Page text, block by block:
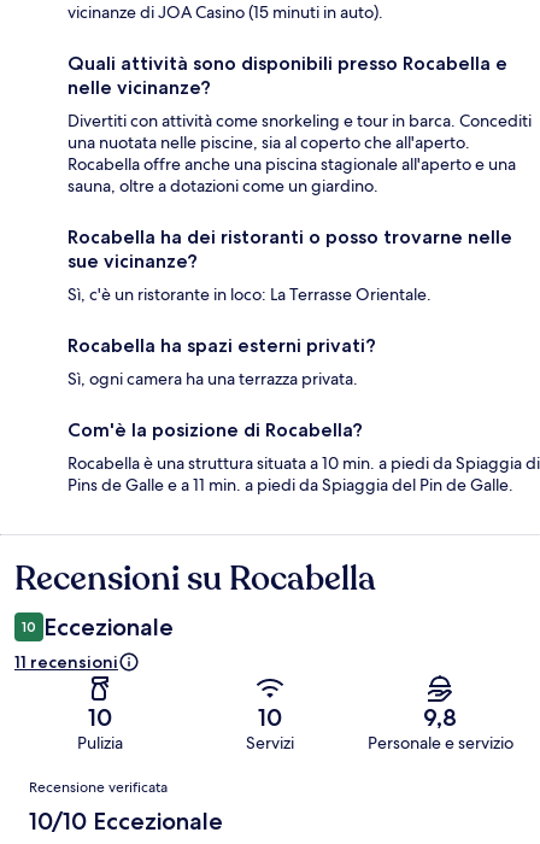
vicinanze di JOA Casino (15 minuti in auto).
Quali attività sono disponibili presso Rocabella e
nelle vicinanze?
Divertiti con attività come snorkeling e tour in barca. Concediti
una nuotata nelle piscine, sia al coperto che all'aperto.
Rocabella offre anche una piscina stagionale all'aperto e una
sauna, oltre a dotazioni come un giardino.
Rocabella ha dei ristoranti o posso trovarne nelle
sue vicinanze?
Sì, c'è un ristorante in loco: La Terrasse Orientale.
Rocabella ha spazi esterni privati?
Sì, ogni camera ha una terrazza privata.
Com'è la posizione di Rocabella?
Rocabella è una struttura situata a 10 min. a piedi da Spiaggia di
Pins de Galle e a 11 min. a piedi da Spiaggia del Pin de Galle.
Recensioni
Recensioni su Rocabella
10 Eccezionale
11 recensioni
10
Pulizia
10
Servizi
9,8
Personale e servizio
Recensioni
Recensione verificata
10/10 Eccezionale